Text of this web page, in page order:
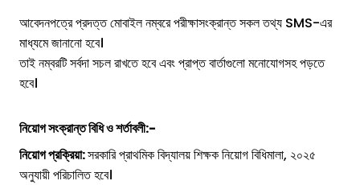
আবেদনপত্রে প্রদত্ত মোবাইল নম্বরে পরীক্ষাসংক্রান্ত সকল তথ্য SMS-এর
মাধ্যমে জানানো হবে।
তাই নম্বরটি সর্বদা সচল রাখতে হবে এবং প্রাপ্ত বার্তাগুলো মনোযোগসহ পড়তে
হবে।
নিয়োগ সংক্রান্ত বিধি ও শর্তাবলী:-
নিয়োগ প্রক্রিয়া:সরকারি প্রাথমিক বিদ্যালয় শিক্ষক নিয়োগ বিধিমালা, ২০২৫
অনুযায়ী পরিচালিত হবে।